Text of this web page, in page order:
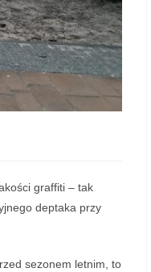
graffiti – tak
deptaka przy
sezonem letnim, to